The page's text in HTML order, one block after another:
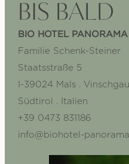
BIS BALD
BIO HOTEL PANORAMA
Familie Schenk-Steiner
Staatsstraße 5
I-39024 Mals . Vinschgau
Südtirol . Italien
+39 0473 831186
info@biohotel-